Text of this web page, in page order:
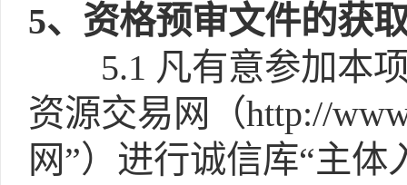
5、资格预审文件的获
5.1 凡有意参加本
资源交易网（http://
网”）进行诚信库“主